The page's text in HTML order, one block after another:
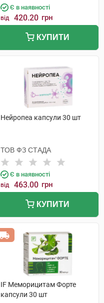
Є в наявності
від 420.20 грн
КУПИТИ
Нейропеа капсули 30 шт
ТОВ ФЗ СТАДА
Є в наявності
від 463.00 грн
КУПИТИ
IF Меморицитам Форте
капсули 30 шт